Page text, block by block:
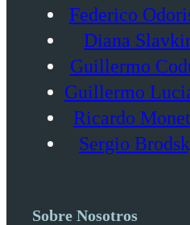
Federico
Diana
Guillermo
Guillermo
Ricardo
Sergio
Sobre Nosotros